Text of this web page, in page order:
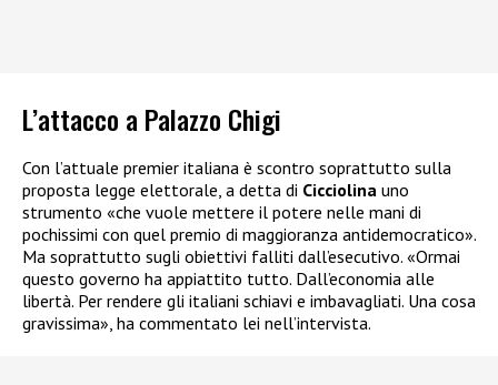
L’attacco a Palazzo Chigi
Con l’attuale premier italiana è scontro soprattutto sulla
proposta legge elettorale, a detta di Cicciolina uno
strumento «che vuole mettere il potere nelle mani di
pochissimi con quel premio di maggioranza antidemocratico».
Ma soprattutto sugli obiettivi falliti dall’esecutivo. «Ormai
questo governo ha appiattito tutto. Dall’economia alle
libertà. Per rendere gli italiani schiavi e imbavagliati. Una cosa
gravissima», ha commentato lei nell’intervista.